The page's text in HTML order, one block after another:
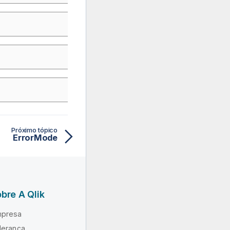
Próximo tópico
ErrorMode
A Qlik